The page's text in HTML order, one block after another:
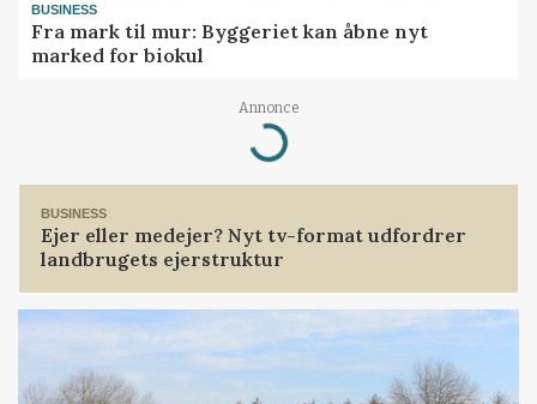
BUSINESS
Fra mark til mur: Byggeriet kan åbne nyt
marked for biokul
Annonce
Loading...
BUSINESS
Ejer eller medejer? Nyt tv-format udfordrer
landbrugets ejerstruktur